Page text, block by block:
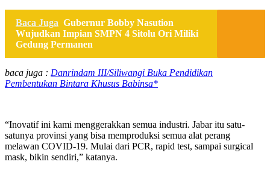
Baca Juga Gubernur Bobby Nasution
Wujudkan Impian SMPN 4 Sitolu Ori Miliki
Gedung Permanen
baca juga : Danrindam III/Siliwangi Buka Pendidikan
Pembentukan Bintara Khusus Babinsa*
“Inovatif ini kami menggerakkan semua industri. Jabar itu satu-
satunya provinsi yang bisa memproduksi semua alat perang
melawan COVID-19. Mulai dari PCR, rapid test, sampai surgical
mask, bikin sendiri,” katanya.